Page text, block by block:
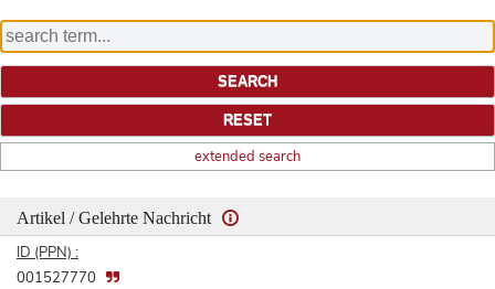
extended search
Artikel / Gelehrte Nachricht
ID (PPN) :
001527770